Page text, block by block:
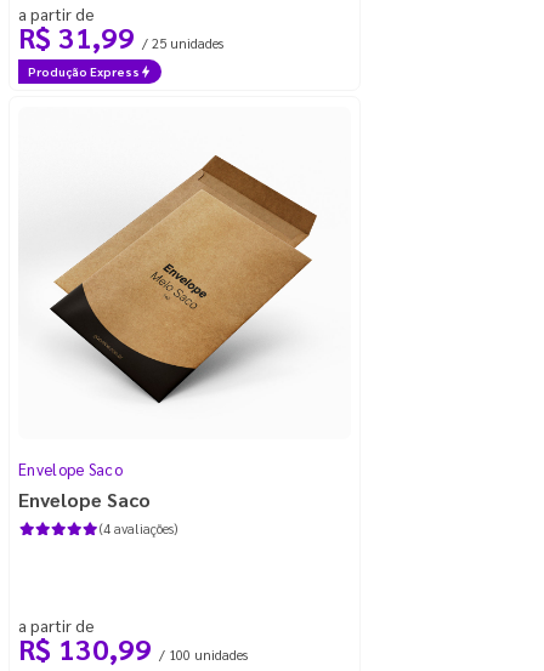
a partir de
R$ 31,99 / 25 unidades
Produção Express
Envelope Saco
Envelope Saco
(4 avaliações)
a partir de
R$ 130,99 / 100 unidades